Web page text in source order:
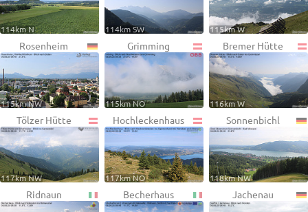
114km N 114km SW 115km W
Rosenheim
115km NW
Grimming
115km NO
Bremer Hütte
116km W
Tölzer Hütte
117km NW
Hochleckenhaus
117km NO
Sonnenbichl
118km NW
Ridnaun Becherhaus Jachenau